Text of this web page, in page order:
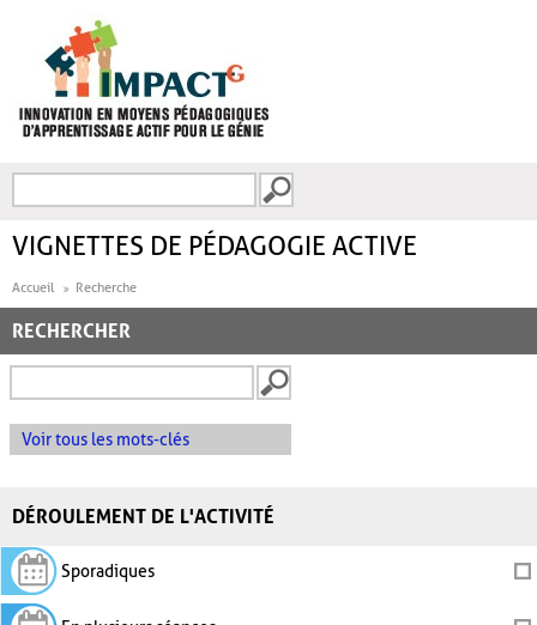
FORMULAIRE DE
VIGNETTES DE PÉDAGOGIE ACTIVE
Accueil Recherche
RECHERCHER
Voir tous les mots-clés
DÉROULEMENT DE L'ACTIVITÉ
Sporadiques